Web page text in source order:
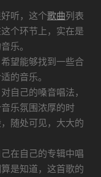
听，这个歌曲列表
这个环节上，实在是
乐。
望能够找到一些合
的音乐。
自己的嗓音唱法，
乐氛围浓厚的时
随处可见，大大的
在自己的专辑中唱
是知道，这首歌的